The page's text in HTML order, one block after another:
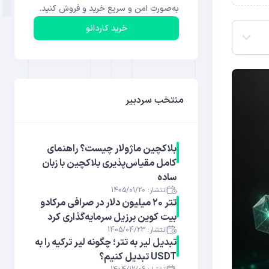
به‌صورت امن و سریع خرید و فروش کنید.
خرید کاردانو
منتخب سردبیر
بلاکچین ماژولار چیست؟ راهنمای
کامل مقیاس‌پذیری بلاکچین با زبان
ساده
انتشار: 1405/01/20
تتر ۲۰ میلیون دلار در صرافی مرکادو
بیت کوین برزیل سرمایه‌گذاری کرد
انتشار: 1405/04/23
تبدیل لیر به تتر؛ چگونه لیر ترکیه را به
USDT تبدیل کنیم؟